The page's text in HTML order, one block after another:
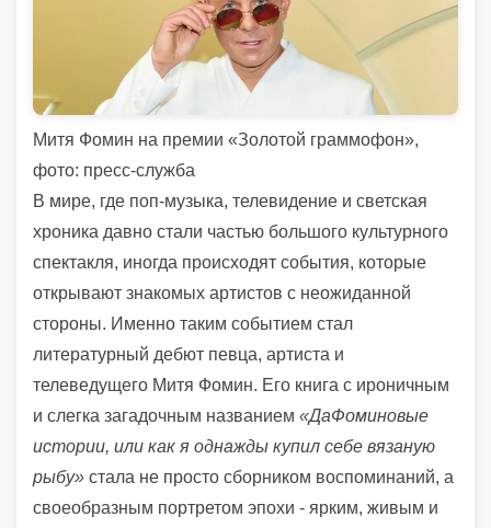
Митя Фомин на премии «Золотой граммофон»,
фото: пресс-служба
В мире, где поп-музыка, телевидение и светская
хроника давно стали частью большого культурного
спектакля, иногда происходят события, которые
открывают знакомых артистов с неожиданной
стороны. Именно таким событием стал
литературный дебют певца, артиста и
телеведущего Митя Фомин. Его книга с ироничным
и слегка загадочным названием «ДаФоминовые
истории, или как я однажды купил себе вязаную
рыбу» стала не просто сборником воспоминаний, а
своеобразным портретом эпохи - ярким, живым и